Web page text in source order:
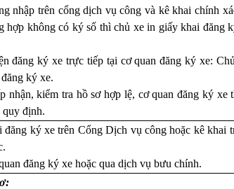
nhập trên cổng dịch vụ công và kê khai chính
hợp không có ký số thì chủ xe in giấy khai đăng
đăng ký xe trực tiếp tại cơ quan đăng ký xe:
ký xe.
nhận, kiểm tra hồ sơ hợp lệ, cơ quan đăng ký
quy định.
ký xe trên Cổng Dịch vụ công hoặc kê khai
.
đăng ký xe hoặc qua dịch vụ bưu chính.